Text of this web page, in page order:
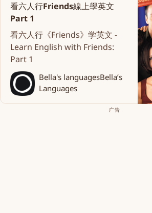
看六人行Friends線上學英文
Part 1
看六人行《Friends》学英文 -
Learn English with Friends:
Part 1
Bella's languagesBella’s
Languages
广告